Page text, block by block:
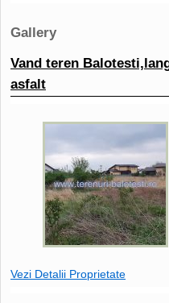
Gallery
Vand teren
asfalt
Vezi Detalii Proprietate